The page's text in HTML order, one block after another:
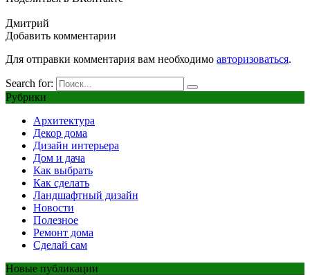
Дмитрий
Добавить комментарии
Для отправки комментария вам необходимо авторизоваться.
Search for:
Рубрики
Архитектура
Декор дома
Дизайн интерьера
Дом и дача
Как выбрать
Как сделать
Ландшафтный дизайн
Новости
Полезное
Ремонт дома
Сделай сам
Новые публикации